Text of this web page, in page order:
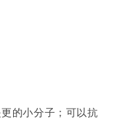
的小分子；可以抗